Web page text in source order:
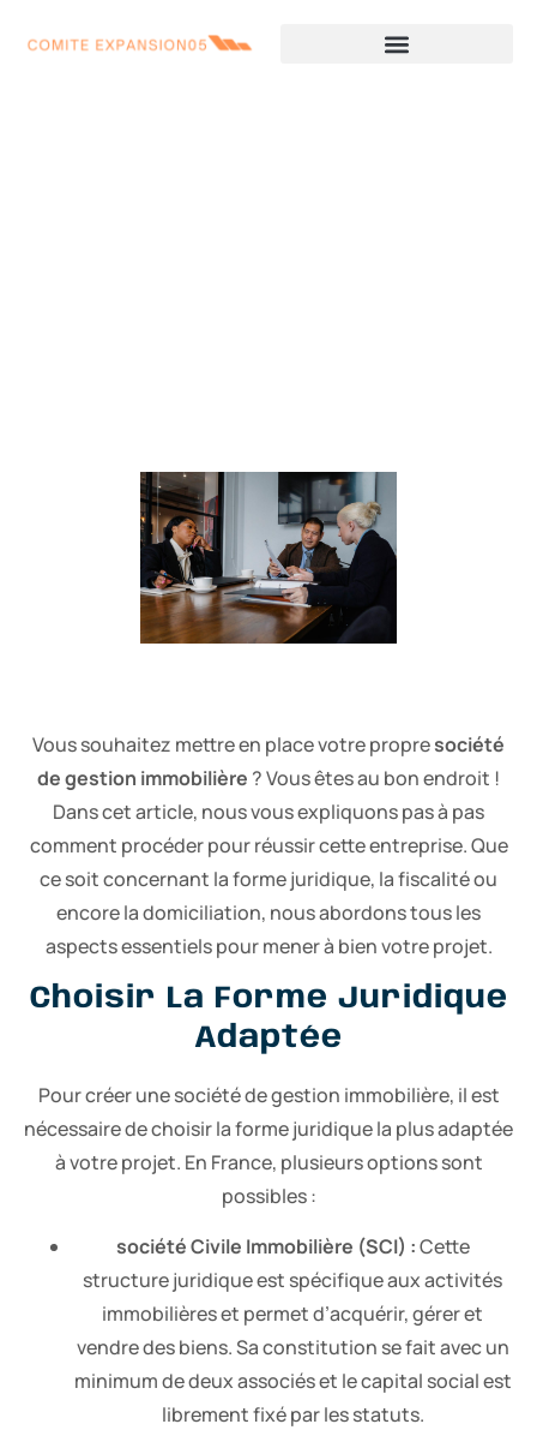
Vous souhaitez mettre en place votre propresociété
de gestion immobilière ? Vous êtes au bon endroit !
Dans cet article, nous vous expliquons pas à pas
comment procéder pour réussir cette entreprise. Que
ce soit concernant la forme juridique, la fiscalité ou
encore la domiciliation, nous abordons tous les
aspects essentiels pour mener à bien votre projet.
Choisir La Forme Juridique
Adaptée
Pour créer une société de gestion immobilière, il est
nécessaire de choisir la forme juridique la plus adaptée
à votre projet. En France, plusieurs options sont
possibles :
société Civile Immobilière (SCI) :Cette
structure juridique est spécifique aux activités
immobilières et permet d’acquérir, gérer et
vendre des biens. Sa constitution se fait avec un
minimum de deux associés et le capital social est
librement fixé par les statuts.